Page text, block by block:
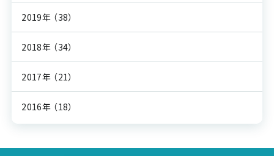
2019年 （38）
2018年 （34）
2017年 （21）
2016年 （18）